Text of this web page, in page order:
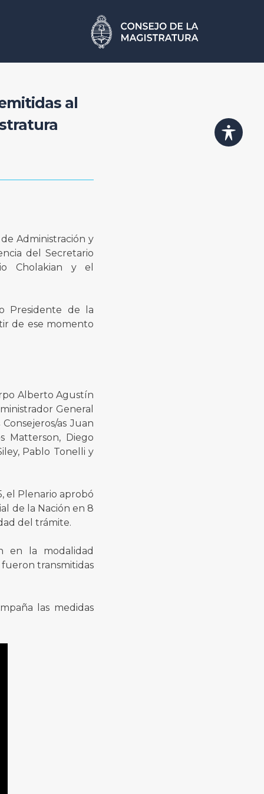
al
Administración y
del Secretario
Cholakian y el
Presidente de la
de ese momento
Alberto Agustín
General
as Juan
Matterson, Diego
Pablo Tonelli y
el Plenario aprobó
de la Nación en 8
del trámite.
en la modalidad
fueron transmitidas
las medidas